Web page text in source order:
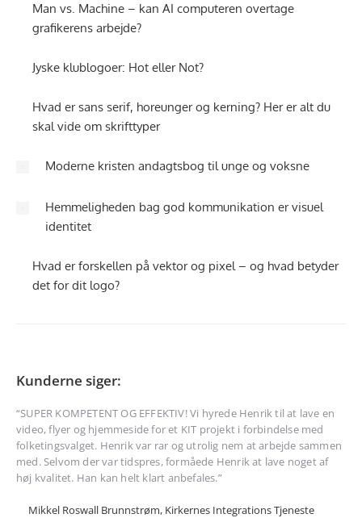
Man vs. Machine – kan AI computeren overtage
grafikerens arbejde?
Jyske klublogoer: Hot eller Not?
Hvad er sans serif, horeunger og kerning? Her er alt du
skal vide om skrifttyper
Moderne kristen andagtsbog til unge og voksne
Hemmeligheden bag god kommunikation er visuel
identitet
Hvad er forskellen på vektor og pixel – og hvad betyder
det for dit logo?
Kunderne siger:
“SUPER KOMPETENT OG EFFEKTIV! Vi hyrede Henrik til at lave en
video, flyer og hjemmeside for et KIT projekt i forbindelse med
folketingsvalget. Henrik var rar og utrolig nem at arbejde sammen
med. Selvom der var tidspres, formåede Henrik at lave noget af
høj kvalitet. Han kan helt klart anbefales.”
Mikkel Roswall Brunnstrøm, Kirkernes Integrations Tjeneste